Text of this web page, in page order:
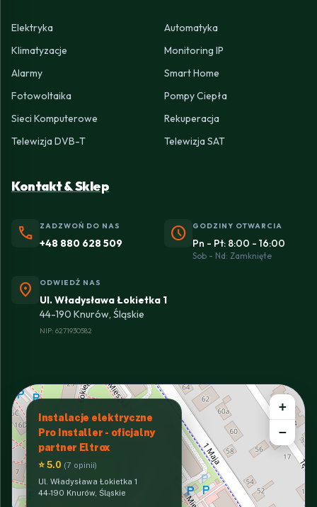
Elektryka
Automatyka
Klimatyzacje
Monitoring IP
Alarmy
Smart Home
Fotowoltaika
Pompy Ciepła
Sieci Komputerowe
Rekuperacja
Telewizja DVB-T
Telewizja SAT
Kontakt & Sklep
phone ZADZWOŃ DO NAS
+48 880 628 509 schedule GODZINY OTWARCIA
Pn - Pt: 8:00 - 16:00
Sob - Nd: Zamknięte
location_on ODWIEDŹ NAS
Ul. Władysława Łokietka 1
44-190 Knurów, Śląskie
NIP: 6271930582
Instalacje elektryczne
Pro Installer - oficjalny
partner Eltrox
⭐ 5.0 (7 opinii)
Ul. Władysława Łokietka 1
44-190 Knurów, Śląskie
+
−